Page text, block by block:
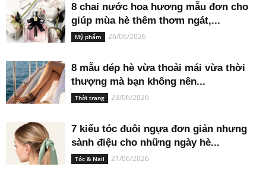
8 chai nước hoa hương mẫu đơn cho
giúp mùa hè thêm thơm ngát,...
Mỹ phẩm 26/06/2026
8 mẫu dép hè vừa thoải mái vừa thời
thượng mà bạn không nên...
Thời trang 23/06/2026
7 kiểu tóc đuôi ngựa đơn giản nhưng
sành điệu cho những ngày hè...
Tóc & Nail 21/06/2026